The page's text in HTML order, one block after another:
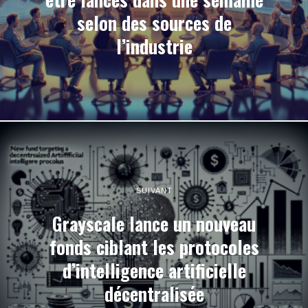
selon des sources de
l’industrie
SUIVANT
Grayscale lance un nouveau
fonds ciblant les protocoles
d’intelligence artificielle
décentralisée